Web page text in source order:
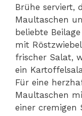
Brühe serviert,
Maultaschen
beliebte
mit
frischer Salat,
ein
Für eine
Maultaschen
einer cremigen